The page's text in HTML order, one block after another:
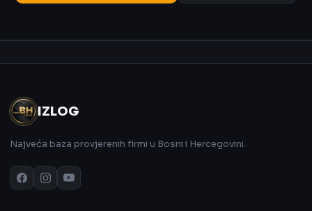
IZLOG
Najveća baza provjerenih firmi u Bosni i Hercegovini.